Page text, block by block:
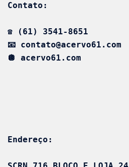
Contato:
☎️ (61) 3541-8651
📧 contato@acervo61.com
🪩 acervo61.com
Endereço: